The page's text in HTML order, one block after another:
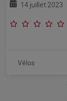
14 juillet 2023
Vélos